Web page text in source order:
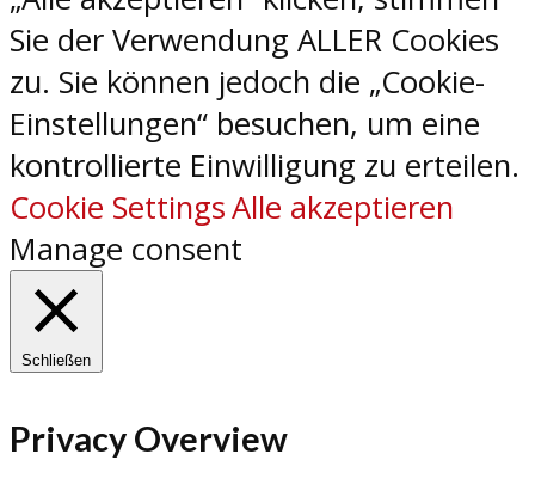
Sie der Verwendung ALLER Cookies
zu. Sie können jedoch die „Cookie-
Einstellungen“ besuchen, um eine
kontrollierte Einwilligung zu erteilen.
Cookie SettingsAlle akzeptieren
Manage consent
Schließen
Privacy Overview